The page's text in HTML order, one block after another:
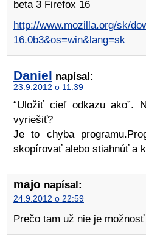
beta 3 Firefox 16
http://www.mozilla.org/sk/
16.0b3&os=win&lang=sk
Daniel napísal:
23.9.2012 o 11:39
“Uložiť cieľ odkazu ako”.
vyriešiť?
Je to chyba
skopírovať alebo stiahnúť a
majo napísal:
24.9.2012 o 22:59
Prečo tam už nie je možnosť